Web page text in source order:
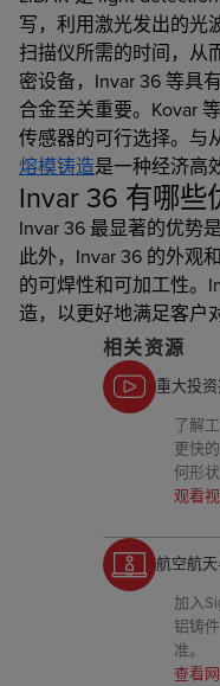
写，利用激光发出的光
扫描仪所需的时间，从
密设备，Invar 36 等具
合金至关重要。Kovar
传感器的可行选择。与
熔模铸造是一种经济高
Invar 36 有哪些
Invar 36 最显著的优势
此外，Invar 36 的外观
的可焊性和可加工性。
造，以更好地满足客户
相关资源
重大投
了解
更快
何形
效果。
观看
航空航
加入
铝铸
准。
查看